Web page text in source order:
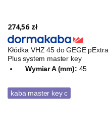
274,56 zł
Kłódka VHZ 45 do GEGE pExtra
Plus system master key
Wymiar A (mm): 45
kaba master key c